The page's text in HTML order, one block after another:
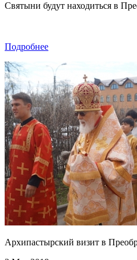
Святыни будут находиться в
Подробнее
Архипастырский визит в